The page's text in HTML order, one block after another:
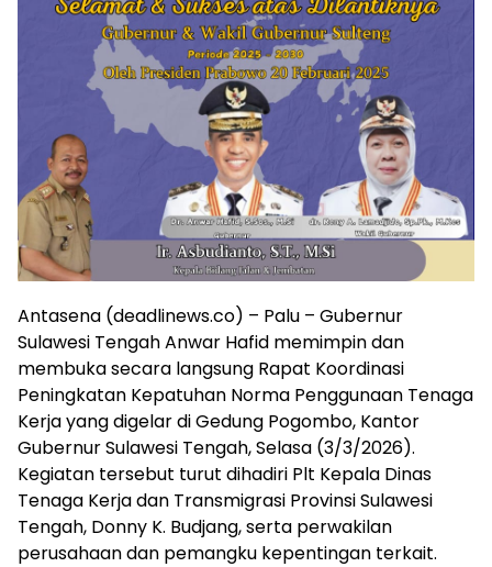
Antasena (deadlinews.co) – Palu – Gubernur
Sulawesi Tengah Anwar Hafid memimpin dan
membuka secara langsung Rapat Koordinasi
Peningkatan Kepatuhan Norma Penggunaan Tenaga
Kerja yang digelar di Gedung Pogombo, Kantor
Gubernur Sulawesi Tengah, Selasa (3/3/2026).
Kegiatan tersebut turut dihadiri Plt Kepala Dinas
Tenaga Kerja dan Transmigrasi Provinsi Sulawesi
Tengah, Donny K. Budjang, serta perwakilan
perusahaan dan pemangku kepentingan terkait.